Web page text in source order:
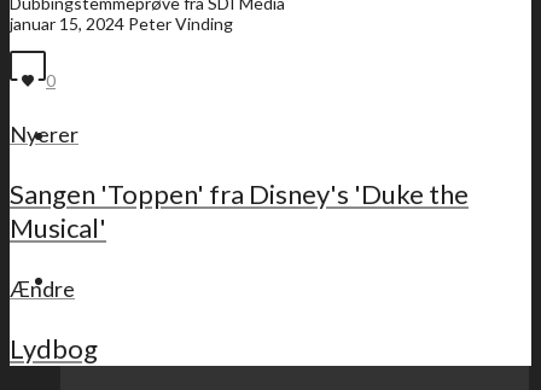
Medlemsliste
For medlemmer
januar 15, 2024 Peter Vinding
0
Nyerer
Sangen 'Toppen' fra Disney's 'Duke the
Musical'
Ændre
Lydbog